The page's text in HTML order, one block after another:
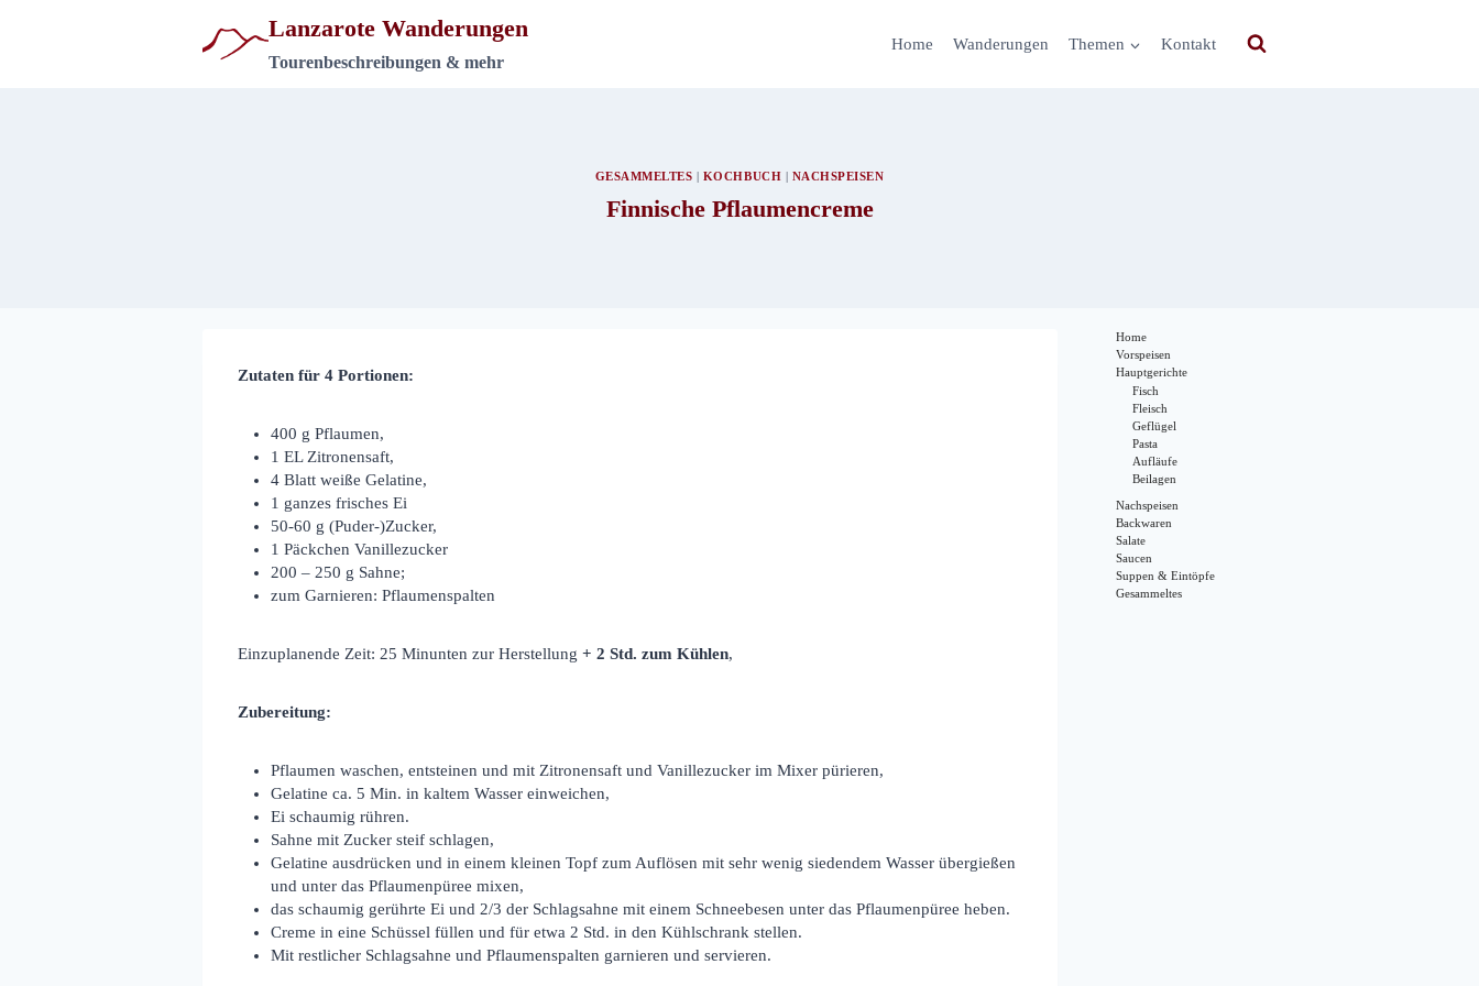
Lanzarote Wanderungen
Tourenbeschreibungen & mehr
Home Wanderungen Themen Kontakt
GESAMMELTES KOCHBUCH NACHSPEISEN
Finnische Pflaumencreme
Zutaten für 4 Portionen:
400 g Pflaumen,
1 EL Zitronensaft,
4 Blatt weiße Gelatine,
1 ganzes frisches Ei
50-60 g (Puder-)Zucker,
1 Päckchen Vanillezucker
200 – 250 g Sahne;
zum Garnieren: Pflaumenspalten
Einzuplanende Zeit: 25 Minunten zur Herstellung + 2 Std. zum Kühlen,
Zubereitung:
Pflaumen waschen, entsteinen und mit Zitronensaft und Vanillezucker im Mixer pürieren,
Gelatine ca. 5 Min. in kaltem Wasser einweichen,
Ei schaumig rühren.
Sahne mit Zucker steif schlagen,
Gelatine ausdrücken und in einem kleinen Topf zum Auflösen mit sehr wenig siedendem Wasser übergießen
und unter das Pflaumenpüree mixen,
das schaumig gerührte Ei und 2/3 der Schlagsahne mit einem Schneebesen unter das Pflaumenpüree heben.
Creme in eine Schüssel füllen und für etwa 2 Std. in den Kühlschrank stellen.
Mit restlicher Schlagsahne und Pflaumenspalten garnieren und servieren.
Home
Vorspeisen
Hauptgerichte
Fisch
Fleisch
Geflügel
Pasta
Aufläufe
Beilagen
Nachspeisen
Backwaren
Salate
Saucen
Suppen & Eintöpfe
Gesammeltes